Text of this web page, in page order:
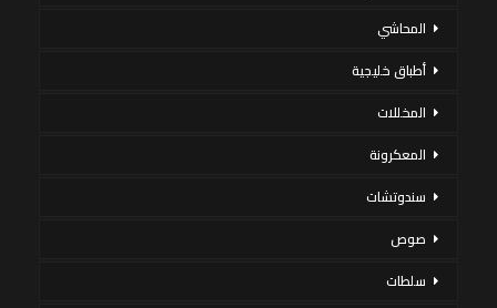
المحاشي
أطباق خليجية
المخللات
المعكرونة
سندوتشات
صوص
سلطات